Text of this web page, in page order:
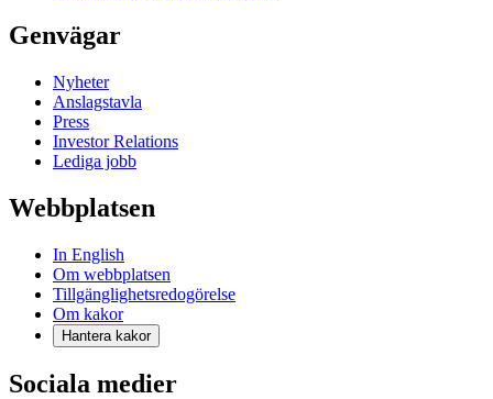
Genvägar
Nyheter
Anslagstavla
Press
Investor Relations
Lediga jobb
Webbplatsen
In English
Om webbplatsen
Tillgänglighetsredogörelse
Om kakor
Hantera kakor
Sociala medier